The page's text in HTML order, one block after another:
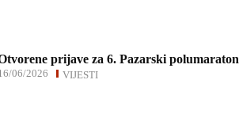
prijave za 6. Pazarski polumaraton
VIJESTI
06/2026